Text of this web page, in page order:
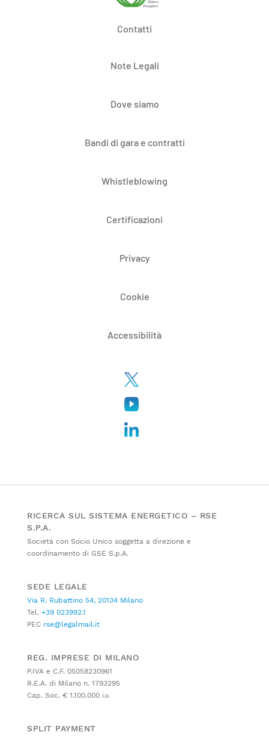
Contatti
Note Legali
Dove siamo
Bandi di gara e contratti
Whistleblowing
Certificazioni
Privacy
Cookie
Accessibilità
RICERCA SUL SISTEMA ENERGETICO – RSE
S.P.A.
Società con Socio Unico soggetta a direzione e
coordinamento di GSE S.p.A.
SEDE LEGALE
Via R. Rubattino 54, 20134 Milano
Tel. +39 023992.1
PEC rse@legalmail.it
REG. IMPRESE DI MILANO
P.IVA e C.F. 05058230961
R.E.A. di Milano n. 1793295
Cap. Soc. € 1.100.000 i.v.
SPLIT PAYMENT